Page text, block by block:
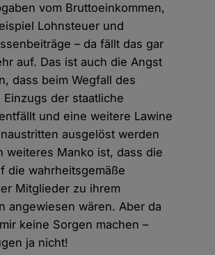
vom Bruttoeinkommen,
Lohnsteuer und
– da fällt das gar
auf. Das ist auch die Angst
dass beim Wegfall des
Einzugs der staatliche
und eine weitere Lawine
ausgelöst werden
weiteres Manko ist, dass die
die wahrheitsgemäße
Mitglieder zu ihrem
angewiesen wären. Aber da
keine Sorgen machen –
ja nicht!